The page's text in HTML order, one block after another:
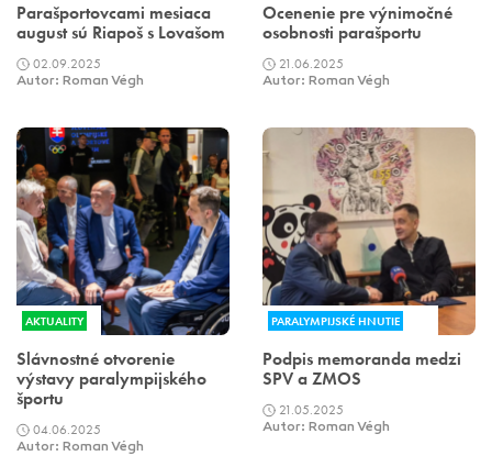
Parašportovcami mesiaca
august sú Riapoš s Lovašom
02.09.2025
Autor: Roman Végh
Ocenenie pre výnimočné
osobnosti parašportu
21.06.2025
Autor: Roman Végh
AKTUALITY
Slávnostné otvorenie
výstavy paralympijského
športu
04.06.2025
Autor: Roman Végh
PARALYMPIJSKÉ HNUTIE
Podpis memoranda medzi
SPV a ZMOS
21.05.2025
Autor: Roman Végh